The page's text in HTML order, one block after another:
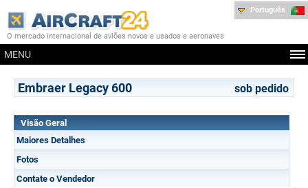
O mercado internacional de aviões novos e usados e aeronaves
MENU
Português
Embraer Legacy 600 sob pedido
Visão Geral
Maiores Detalhes
Fotos
Contate o Vendedor